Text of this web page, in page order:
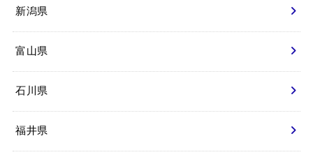
新潟県
富山県
石川県
福井県